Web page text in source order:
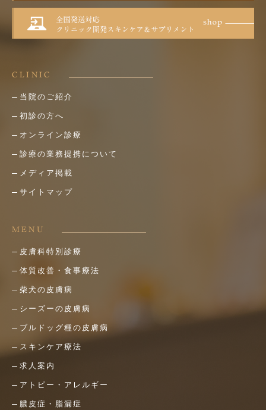
CLINIC
当院のご紹介
初診の方へ
オンライン診療
診療の業務提携について
メディア掲載
サイトマップ
MENU
皮膚科特別診療
体質改善・食事療法
柴犬の皮膚病
シーズーの皮膚病
ブルドッグ種の皮膚病
スキンケア療法
求人案内
アトピー・アレルギー
膿皮症・脂漏症